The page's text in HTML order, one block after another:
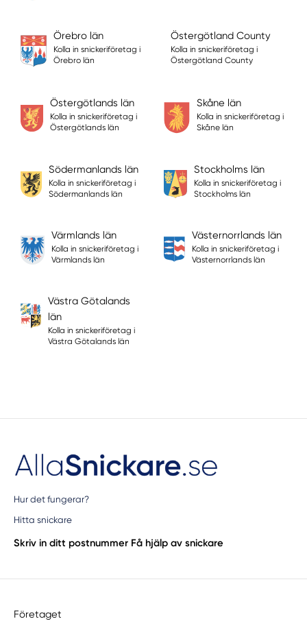
Örebro län
Kolla in snickeriföretag i
Örebro län
Östergötland County
Kolla in snickeriföretag i
Östergötland County
Östergötlands län
Kolla in snickeriföretag i
Östergötlands län
Skåne län
Kolla in snickeriföretag i
Skåne län
Södermanlands län
Kolla in snickeriföretag i
Södermanlands län
Stockholms län
Kolla in snickeriföretag i
Stockholms län
Värmlands län
Kolla in snickeriföretag i
Värmlands län
Västernorrlands län
Kolla in snickeriföretag i
Västernorrlands län
Västra Götalands
län
Kolla in snickeriföretag i
Västra Götalands län
Hur det fungerar?
Hitta snickare
Skriv in ditt postnummer Få hjälp av snickare
Företaget